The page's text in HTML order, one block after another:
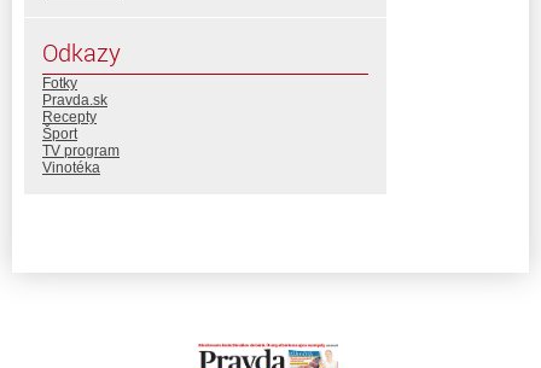
Odkazy
Fotky
Pravda.sk
Recepty
Šport
TV program
Vinotéka